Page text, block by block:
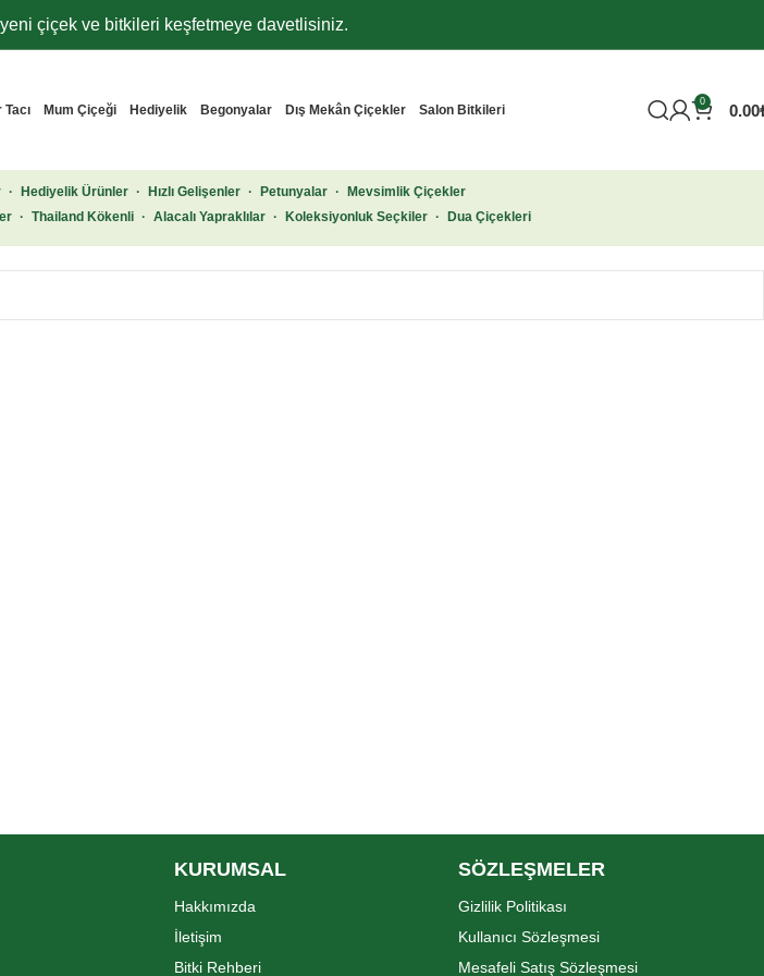
çiçek ve bitkileri keşfetmeye davetlisiniz.
Mum Çiçeği Hediyelik Begonyalar Dış Mekân Çiçekler Salon Bitkileri
0 0.00
· Hediyelik Ürünler · Hızlı Gelişenler · Petunyalar ·
Mevsimlik Çiçekler
· Thailand Kökenli · Alacalı Yapraklılar · Koleksiyonluk Seçkiler · Dua Çiçekleri
KURUMSAL
Hakkımızda
İletişim
Bitki Rehberi
SÖZLEŞMELER
Gizlilik Politikası
Kullanıcı Sözleşmesi
Mesafeli Satış Sözleşmesi